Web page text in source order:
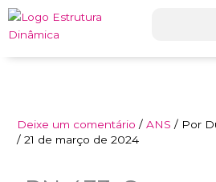
conteúdo
Deixe um comentário /ANS / Por
/21 de março de 2024